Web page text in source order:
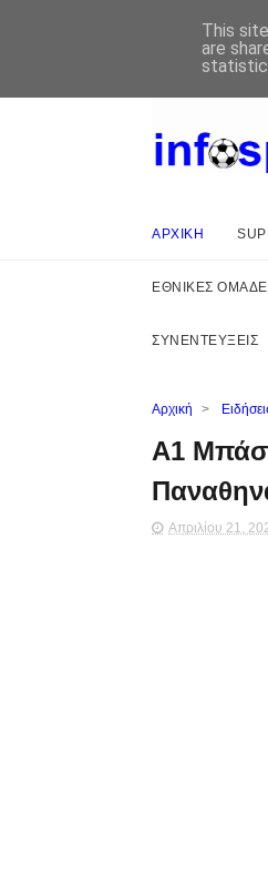
ΑΡΧΙΚΗ
ΕΘΝΙΚΕΣ
ΣΥΝΕΝΤΕΥΞΕΙΣ
Αρχική >
Α1
Απριλίου 21,
This
are